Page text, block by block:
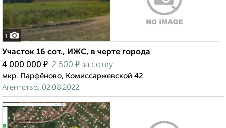
1
Участок 16 сот., ИЖС, в черте города
4 000 000 ₽ 2 500 ₽ за сотку
мкр. Парфёново, Комиссаржевской 42
Агентство, 02.08.2022